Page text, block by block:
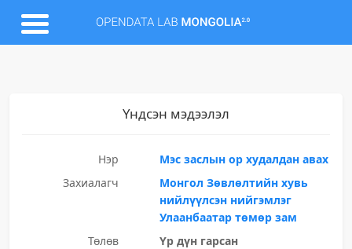
Үндсэн мэдээлэл
Нэр
Мэс заслын ор худалдан авах
Захиалагч
Монгол Зөвлөлтийн хувь
нийлүүлсэн нийгэмлэг
Улаанбаатар төмөр зам
Төлөв
Үр дүн гарсан